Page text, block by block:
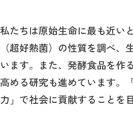
私たちは原始生命に最も近い
（超好熱菌）の性質を調べ、
います。また、発酵食品を作
高める研究も進めています。
力」で社会に貢献することを